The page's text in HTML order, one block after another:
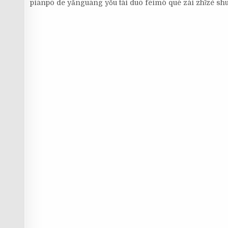
piānpō de yǎnguāng yǒu tài duō fēimò què zài zhǐzé